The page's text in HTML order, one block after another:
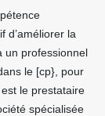
d’améliorer la
un professionnel
le [cp}, pour
le prestataire
spécialisée